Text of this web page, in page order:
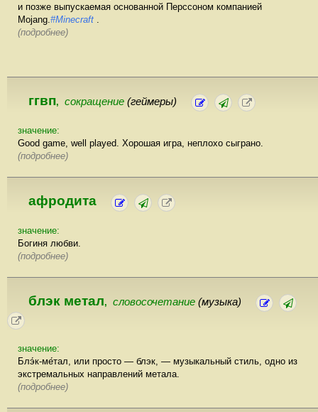
и позже выпускаемая основанной Перссоном компанией
Mojang. #Minecraft
(подробнее)
ггвп, сокращение (геймеры)
значение:
Good game, well played. Хорошая игра, неплохо сыграно.
(подробнее)
афродита
значение:
Богиня любви.
(подробнее)
блэк метал, словосочетание (музыка)
значение:
Блэ́к-ме́тал, или просто — блэк, — музыкальный стиль, одно из
экстремальных направлений метала.
(подробнее)